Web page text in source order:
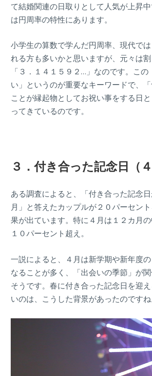
て結婚関連の日取りとして人気が上昇
は円周率の特性にあります。
小学生の算数で学んだ円周率、現代で
れる方も多いかと思いますが、元々は
「３．１４１５９２…」なのです。この
い」というのが重要なキーワードで、「
ことが縁起物としてお祝い事をする日
ってきているのです。
３．付き合った記念日（４
ある調査によると、「付き合った記念
月」と答えたカップルが２０パーセン
果が出ています。特に４月は１２カ月
１０パーセント超え。
一説によると、４月は新学期や新年度
なることが多く、「出会いの季節」が
そうです。春に付き合った記念日を迎
いのは、こうした背景があったのですね